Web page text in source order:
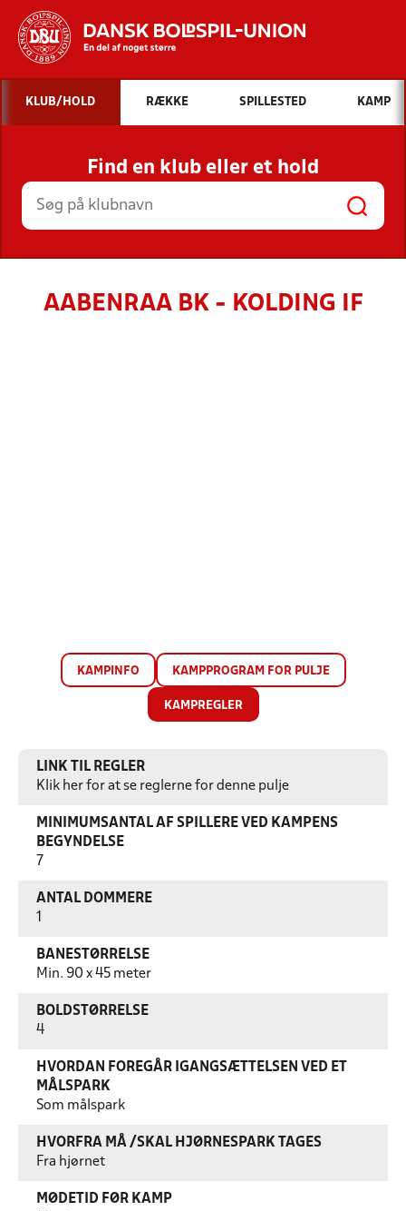
Hvad vil du søge efter?
INDHOLD OG NYHEDER
STILLINGER, RESULTATER, KLUBBER OG
HOLD
KLUB/HOLD RÆKKE SPILLESTED KAMP
Find en klub eller et hold
AABENRAA BK - KOLDING IF
KAMPINFO KAMPPROGRAM FOR PULJE
KAMPREGLER
LINK TIL REGLER
Klik her for at se reglerne for denne pulje
MINIMUMSANTAL AF SPILLERE VED KAMPENS
BEGYNDELSE
7
ANTAL DOMMERE
BANESTØRRELSE
Min. 90 x 45 meter
BOLDSTØRRELSE
4
HVORDAN FOREGÅR IGANGSÆTTELSEN VED ET
MÅLSPARK
Som målspark
HVORFRA MÅ /SKAL HJØRNESPARK TAGES
Fra hjørnet
MØDETID FØR KAMP